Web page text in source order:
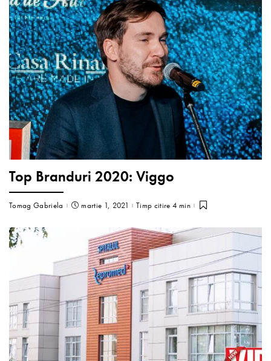
Top Branduri 2020: Viggo
Tomag Gabriela martie 1, 2021 Timp citire 4 min